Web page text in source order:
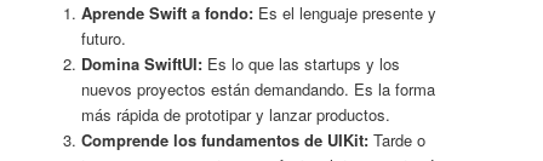
Aprende Swift a fondo:Es el lenguaje presente y
futuro.
Domina SwiftUI:Es lo que las startups y los
nuevos proyectos están demandando. Es la forma
más rápida de prototipar y lanzar productos.
Comprende los fundamentos de UIKit:Tarde o